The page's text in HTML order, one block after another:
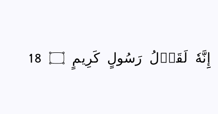
إِِنَّهٗ لَقَوۡلُ رَسُولٍ كَرِيمٍ ۝ 18